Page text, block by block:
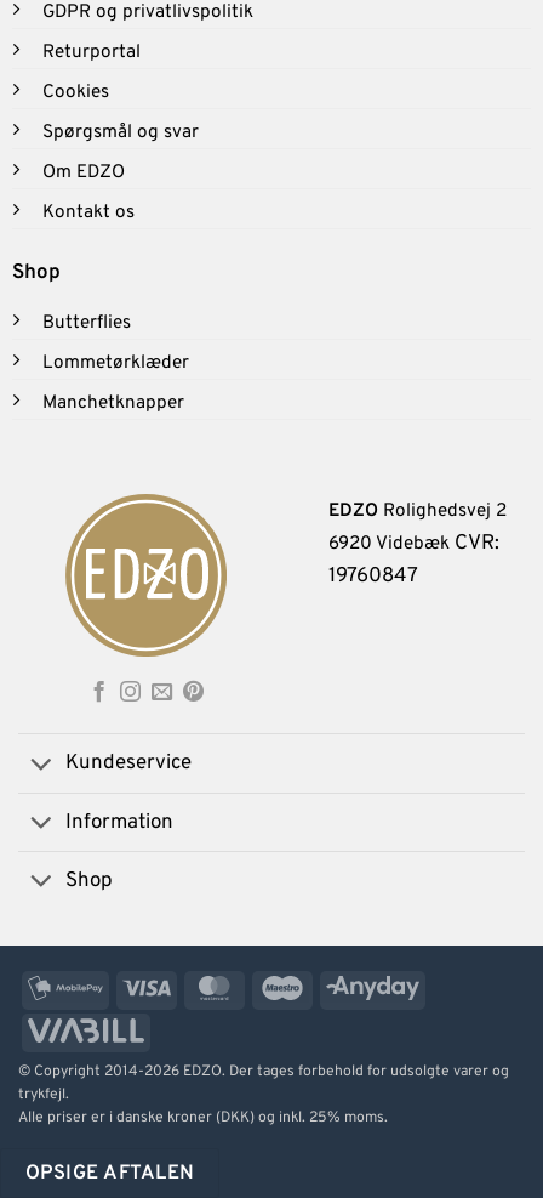
GDPR og privatlivspolitik
Returportal
Cookies
Spørgsmål og svar
Om EDZO
Kontakt os
Shop
Butterflies
Lommetørklæder
Manchetknapper
EDZO Rolighedsvej 2
6920 Videbæk CVR:
19760847
Kundeservice
Information
Shop
MobilePayVisa MasterCardMaestro
AnyDay
© Copyright 2014-2026 EDZO. Der tages forbehold for udsolgte varer og
trykfejl.
Alle priser er i danske kroner (DKK) og inkl. 25% moms.
OPSIGE AFTALEN